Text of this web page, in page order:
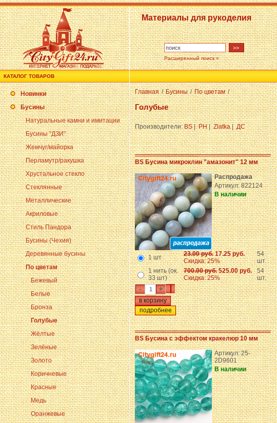
Материалы для рукоделия
Расширенный поиск »
КАТАЛОГ ТОВАРОВ
Новинки
Бусины
Натуральные камни и имитации
Бусины "ДЗИ"
Жемчуг/майорка
Перламутр/ракушка
Хрустальное стекло
Стеклянные
Металлические
Акриловые
Стиль Пандора
Бусины (Чехия)
Деревянные бусины
По цветам
Бежевый
Белые
Бронза
Голубые
Жёлтые
Зелёные
Золото
Коричневые
Красные
Медь
Оранжевые
Главная / Бусины / По цветам /
Голубые
Производители:BS| PH| Zlatka| ДС
BS Бусина микроклин "амазонит" 12 мм
Распродажа
Артикул: 822124
В наличии
1 шт 23.00 руб.17.25 руб.
Скидка: 25%
54
шт.
1 нить (ок.
33 шт)
700.00 руб.525.00 руб.
Скидка: 25%
54
шт.
- +
подробнее
BS Бусина с эффектом кракелюр 10 мм
Артикул: 25-
2D9601
В наличии